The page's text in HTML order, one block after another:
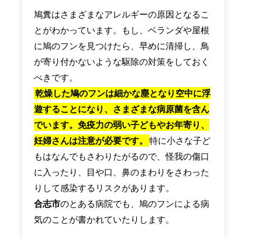
鳩糞はさまざまなアレルギーの原因となるこ
とがわかっています。もし、ベランダや屋根
に鳩のフンを見つけたら、早めに清掃し、鳥
が寄り付かないような駆除の対策をしておく
べきです。
乾燥した鳩のフンは細かな塵となり空中に浮
遊することになり、さまざまな病原菌を含ん
でいます。免疫力の弱い子どもやお年寄り、
妊婦さんは注意が必要です。
特に小さな子ど
もはなんでもさわりたがるので、怪我の傷口
に入ったり、目や口、鼻のまわりをさわった
りして感染するリスクがあります。
合志市のとある病院でも、鳩のフンによる病
気のことが書かれていたりします。